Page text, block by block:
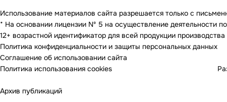
Использование материалов сайта разрешается только с
* На основании лицензии Nº 5 на осуществление деятельности
12+ возрастной идентификатор для всей продукции
Политика конфиденциальности и защиты персональных данных
Соглашение об использовании сайта
Политика использования cookies
Архив публикаций